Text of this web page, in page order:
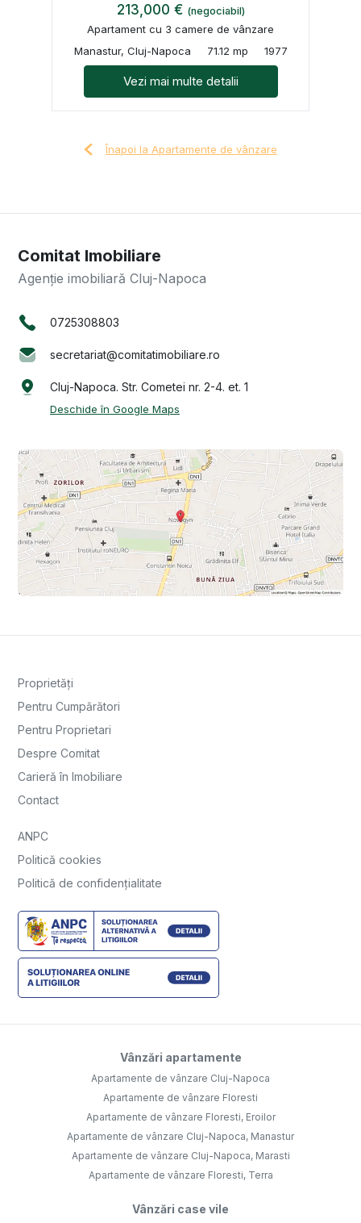
213,000 € (negociabil)
Apartament cu 3 camere de vânzare
Manastur, Cluj-Napoca
71.12 mp 1977
Vezi mai multe detalii
Înapoi la Apartamente de vânzare
Comitat Imobiliare
Agenție imobiliară Cluj-Napoca
0725308803
secretariat@comitatimobiliare.ro
Cluj-Napoca. Str. Cometei nr. 2-4. et. 1
Deschide în Google Maps
Proprietăți
Pentru Cumpărători
Pentru Proprietari
Despre Comitat
Carieră în Imobiliare
Contact
ANPC
Politică cookies
Politică de confidențialitate
Vânzări apartamente
Apartamente de vânzare Cluj-Napoca
Apartamente de vânzare Floresti
Apartamente de vânzare Floresti, Eroilor
Apartamente de vânzare Cluj-Napoca, Manastur
Apartamente de vânzare Cluj-Napoca, Marasti
Apartamente de vânzare Floresti, Terra
Vânzări case vile